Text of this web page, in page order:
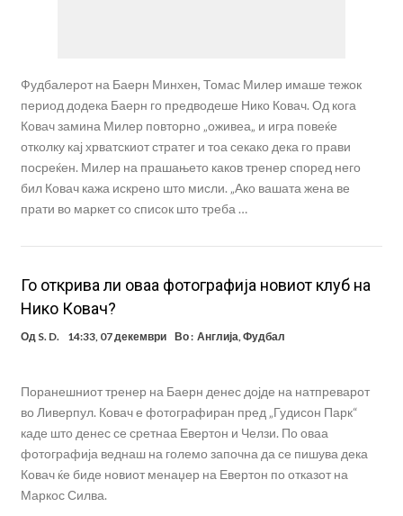
Фудбалерот на Баерн Минхен, Томас Милер имаше тежок
период додека Баерн го предводеше Нико Ковач. Од кога
Ковач замина Милер повторно „оживеа„ и игра повеќе
отколку кај хрватскиот стратег и тоа секако дека го прави
посреќен. Милер на прашањето каков тренер според него
бил Ковач кажа искрено што мисли. „Ако вашата жена ве
прати во маркет со список што треба …
Го открива ли оваа фотографија новиот клуб на
Нико Ковач?
Од S. D. 14:33, 07 декември Во : Англија,Фудбал
Поранешниот тренер на Баерн денес дојде на натпреварот
во Ливерпул. Ковач е фотографиран пред „Гудисон Парк“
каде што денес се сретнаа Евертон и Челзи. По оваа
фотографија веднаш на големо започна да се пишува дека
Ковач ќе биде новиот менаџер на Евертон по отказот на
Маркос Силва.